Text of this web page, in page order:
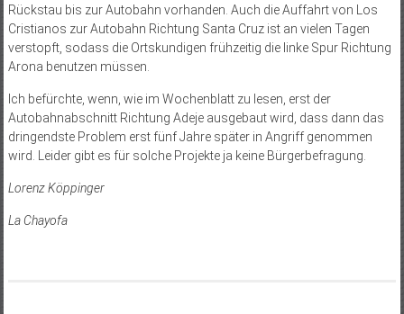
Rückstau bis zur Autobahn vorhanden. Auch die Auffahrt von Los
Cristianos zur Autobahn Richtung Santa Cruz ist an vielen Tagen
verstopft, sodass die Ortskundigen frühzeitig die linke Spur Richtung
Arona benutzen müssen.
Ich befürchte, wenn, wie im Wochenblatt zu lesen, erst der
Autobahnabschnitt Richtung Adeje ausgebaut wird, dass dann das
dringendste Problem erst fünf Jahre später in Angriff genommen
wird. Leider gibt es für solche Projekte ja keine Bürgerbefragung.
Lorenz Köppinger
La Chayofa